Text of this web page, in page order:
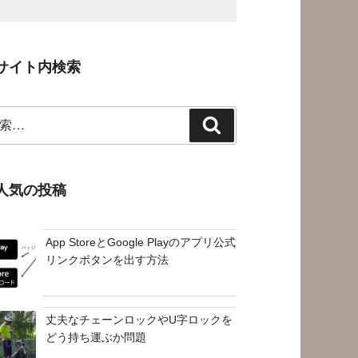
イト内検索
索
気の投稿
App StoreとGoogle Playのアプリ公式
リンクボタンを出す方法
丈夫なチェーンロックやU字ロックを
どう持ち運ぶか問題